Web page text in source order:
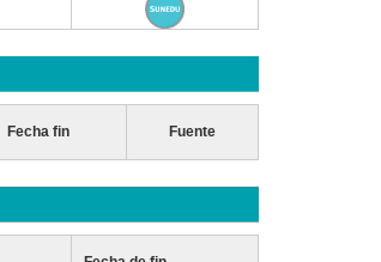
Fecha fin Fuente